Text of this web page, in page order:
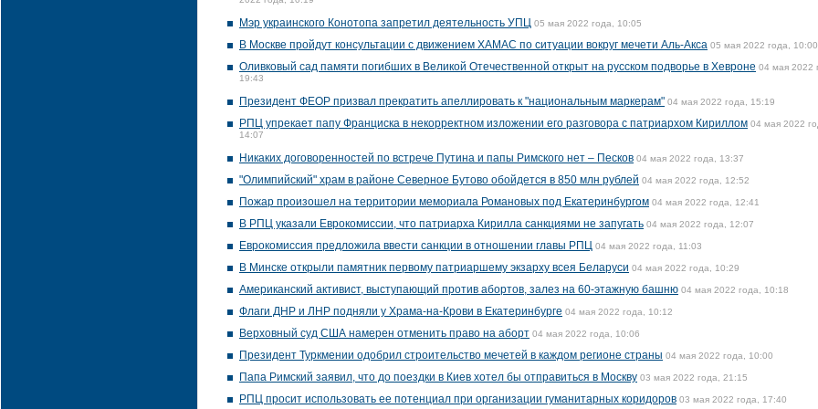
Мэр украинского Конотопа запретил деятельность УПЦ 05 мая 2022 года, 10:05
В Москве пройдут консультации с движением ХАМАС по ситуации вокруг мечети Аль-Акса 05 мая 2022 года, 10:00
Оливковый сад памяти погибших в Великой Отечественной открыт на русском подворье в Хевроне 04 мая 2022
19:43
Президент ФЕОР призвал прекратить апеллировать к "национальным маркерам" 04 мая 2022 года, 15:19
РПЦ упрекает папу Франциска в некорректном изложении его разговора с патриархом Кириллом 04 мая 2022
14:07
Никаких договоренностей по встрече Путина и папы Римского нет – Песков 04 мая 2022 года, 13:37
"Олимпийский" храм в районе Северное Бутово обойдется в 850 млн рублей 04 мая 2022 года, 12:52
Пожар произошел на территории мемориала Романовых под Екатеринбургом 04 мая 2022 года, 12:41
В РПЦ указали Еврокомиссии, что патриарха Кирилла санкциями не запугать 04 мая 2022 года, 12:07
Еврокомиссия предложила ввести санкции в отношении главы РПЦ 04 мая 2022 года, 11:03
В Минске открыли памятник первому патриаршему экзарху всея Беларуси 04 мая 2022 года, 10:29
Американский активист, выступающий против абортов, залез на 60-этажную башню 04 мая 2022 года, 10:18
Флаги ДНР и ЛНР подняли у Храма-на-Крови в Екатеринбурге 04 мая 2022 года, 10:12
Верховный суд США намерен отменить право на аборт 04 мая 2022 года, 10:06
Президент Туркмении одобрил строительство мечетей в каждом регионе страны 04 мая 2022 года, 10:00
Папа Римский заявил, что до поездки в Киев хотел бы отправиться в Москву 03 мая 2022 года, 21:15
РПЦ просит использовать ее потенциал при организации гуманитарных коридоров 03 мая 2022 года, 17:40